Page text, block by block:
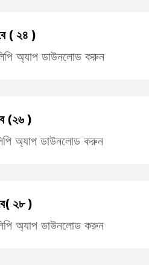
( ২৪ )
অ্যাপ ডাউনলোড করুন
(২৬ )
অ্যাপ ডাউনলোড করুন
২৮ )
অ্যাপ ডাউনলোড করুন